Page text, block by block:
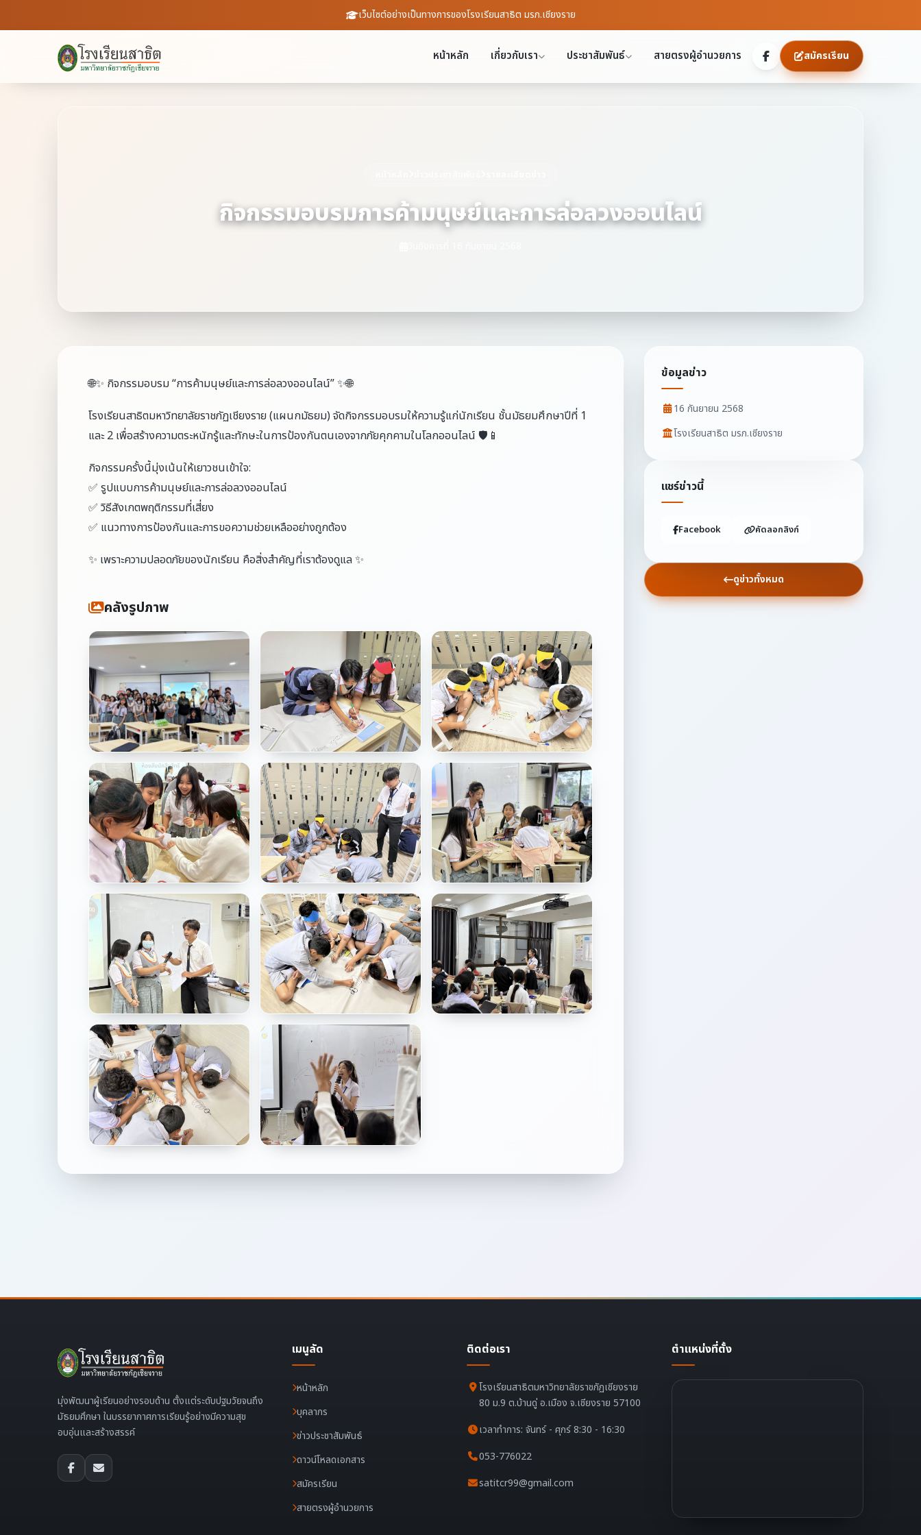
เว็บไซต์อย่างเป็นทางการของโรงเรียนสาธิต มรภ.เชียงราย
หน้าหลัก เกี่ยวกับเรา ประชาสัมพันธ์ สายตรงผู้อำนวยการ สมัครเรียน
กิจกรรมอบรมการค้ามนุษย์และการล่อลวงออนไลน์
🌐✨ กิจกรรมอบรม “การค้ามนุษย์และการล่อลวงออนไลน์” ✨🌐
โรงเรียนสาธิตมหาวิทยาลัยราชภัฏเชียงราย (แผนกมัธยม) จัดกิจกรรมอบรมให้ความรู้แก่นักเรียน ชั้นมัธยมศึกษาปีที่ 1
และ 2 เพื่อสร้างความตระหนักรู้และทักษะในการป้องกันตนเองจากภัยคุกคามในโลกออนไลน์ 🛡️📱
กิจกรรมครั้งนี้มุ่งเน้นให้เยาวชนเข้าใจ:
✅ รูปแบบการค้ามนุษย์และการล่อลวงออนไลน์
✅ วิธีสังเกตพฤติกรรมที่เสี่ยง
✅ แนวทางการป้องกันและการขอความช่วยเหลืออย่างถูกต้อง
✨ เพราะความปลอดภัยของนักเรียน คือสิ่งสำคัญที่เราต้องดูแล ✨
คลังรูปภาพ
ข้อมูลข่าว
16 กันยายน 2568
โรงเรียนสาธิต มรภ.เชียงราย
แชร์ข่าวนี้
Facebook คัดลอกลิงก์
ดูข่าวทั้งหมด
มุ่งพัฒนาผู้เรียนอย่างรอบด้าน ตั้งแต่ระดับปฐมวัยจนถึง
มัธยมศึกษา ในบรรยากาศการเรียนรู้อย่างมีความสุข
อบอุ่นและสร้างสรรค์
เมนูลัด
หน้าหลัก
บุคลากร
ข่าวประชาสัมพันธ์
ดาวน์โหลดเอกสาร
สมัครเรียน
สายตรงผู้อำนวยการ
ติดต่อเรา
โรงเรียนสาธิตมหาวิทยาลัยราชภัฏเชียงราย
80 ม.9 ต.บ้านดู่ อ.เมือง จ.เชียงราย 57100
เวลาทำการ: จันทร์ - ศุกร์ 8:30 - 16:30
053-776022
satitcr99@gmail.com
ตำแหน่งที่ตั้ง